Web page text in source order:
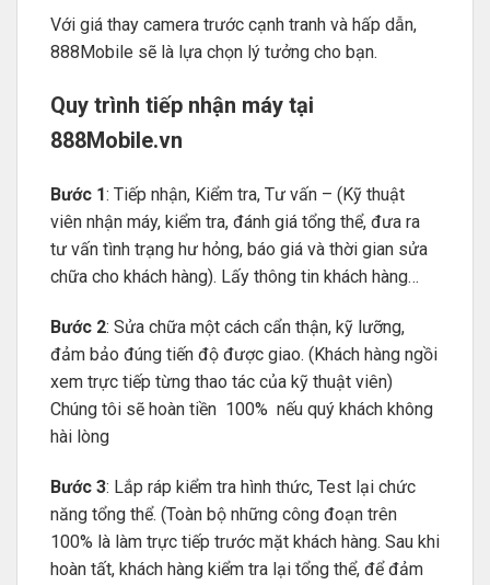
Với giá thay camera trước cạnh tranh và hấp dẫn,
888Mobile sẽ là lựa chọn lý tưởng cho bạn.
Quy trình tiếp nhận máy tại
888Mobile.vn
Bước 1: Tiếp nhận, Kiểm tra, Tư vấn – (Kỹ thuật
viên nhận máy, kiểm tra, đánh giá tổng thể, đưa ra
tư vấn tình trạng hư hỏng, báo giá và thời gian sửa
chữa cho khách hàng). Lấy thông tin khách hàng…
Bước 2: Sửa chữa một cách cẩn thận, kỹ lưỡng,
đảm bảo đúng tiến độ được giao. (Khách hàng ngồi
xem trực tiếp từng thao tác của kỹ thuật viên)
Chúng tôi sẽ hoàn tiền 100% nếu quý khách không
hài lòng
Bước 3: Lắp ráp kiểm tra hình thức, Test lại chức
năng tổng thể. (Toàn bộ những công đoạn trên
100% là làm trực tiếp trước mặt khách hàng. Sau khi
hoàn tất, khách hàng kiểm tra lại tổng thể, để đảm